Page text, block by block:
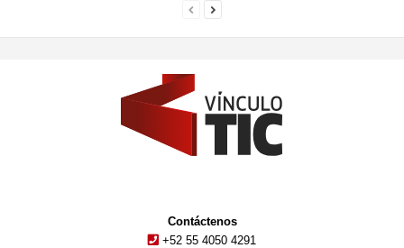
Contáctenos
+52 55 4050 4291